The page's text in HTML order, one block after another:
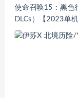
使命召唤15：黑色
DLCs）【2023单机